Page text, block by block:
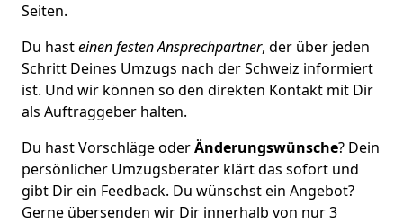
Seiten.
Du hasteinen festen Ansprechpartner, der über jeden
Schritt Deines Umzugs nach der Schweiz informiert
ist. Und wir können so den direkten Kontakt mit Dir
als Auftraggeber halten.
Du hast Vorschläge oderÄnderungswünsche? Dein
persönlicher Umzugsberater klärt das sofort und
gibt Dir ein Feedback. Du wünschst ein Angebot?
Gerne übersenden wir Dir innerhalb von nur3